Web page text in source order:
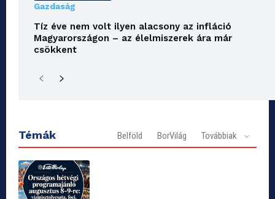
Gazdaság
Tíz éve nem volt ilyen alacsony az infláció
Magyarországon – az élelmiszerek ára már
csökkent
Témák Belföld BorVilág Továbbiak